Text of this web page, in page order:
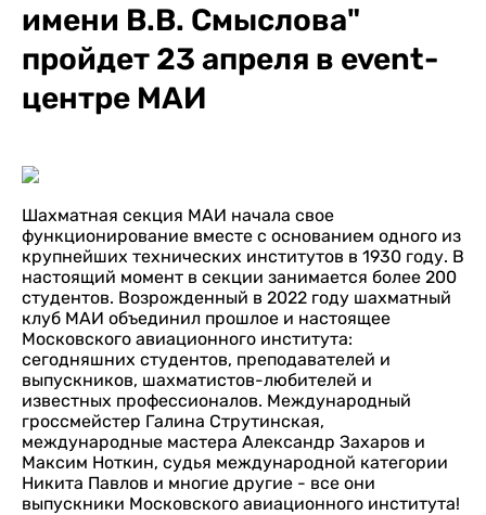
имени В.В. Смыслова"
пройдет 23 апреля в event-
центре МАИ
Шахматная секция МАИ начала свое
функционирование вместе с основанием одного из
крупнейших технических институтов в 1930 году. В
настоящий момент в секции занимается более 200
студентов. Возрожденный в 2022 году шахматный
клуб МАИ объединил прошлое и настоящее
Московского авиационного института:
сегодняшних студентов, преподавателей и
выпускников, шахматистов-любителей и
известных профессионалов. Международный
гроссмейстер Галина Струтинская,
международные мастера Александр Захаров и
Максим Ноткин, судья международной категории
Никита Павлов и многие другие - все они
выпускники Московского авиационного института!